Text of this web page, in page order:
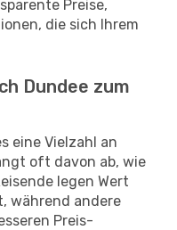
Preise,
die sich Ihrem
Dundee zum
eine Vielzahl an
oft davon ab, wie
legen Wert
während andere
Preis-